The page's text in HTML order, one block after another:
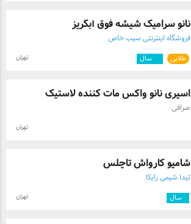
نانو سرامیک شیشه فوق آبگریز
فروشگاه اینترنتی سیب خاص
طلایی سال تهران
اسپری نانو واکس مات کننده لاستیک
صرافی
تهران
شامپو کارواش تاچلس
تیدا شیمی رایکا
سال تهران